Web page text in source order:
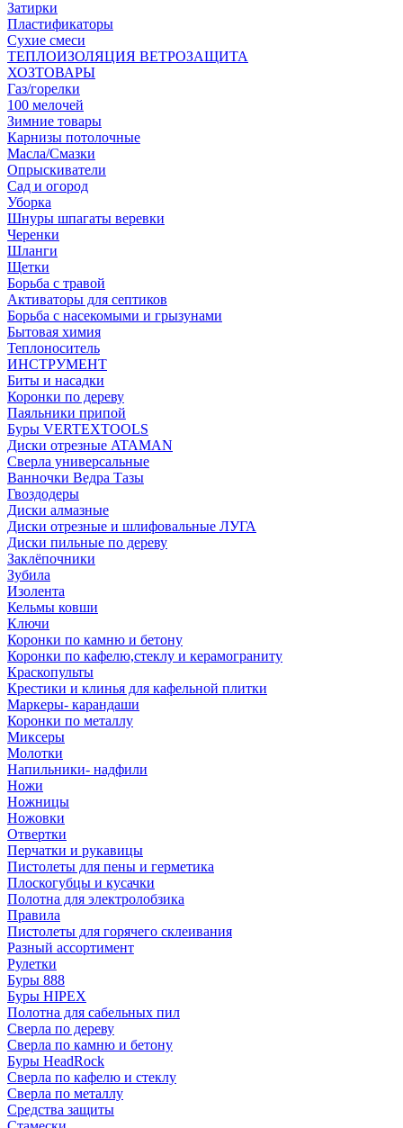
Затирки
Пластификаторы
Сухие смеси
ТЕПЛОИЗОЛЯЦИЯ ВЕТРОЗАЩИТА
ХОЗТОВАРЫ
Газ/горелки
100 мелочей
Зимние товары
Карнизы потолочные
Масла/Смазки
Опрыскиватели
Сад и огород
Уборка
Шнуры шпагаты веревки
Черенки
Шланги
Щетки
Борьба с травой
Активаторы для септиков
Борьба с насекомыми и грызунами
Бытовая химия
Теплоноситель
ИНСТРУМЕНТ
Биты и насадки
Коронки по дереву
Паяльники припой
Буры VERTEXTOOLS
Диски отрезные ATAMAN
Сверла универсальные
Ванночки Ведра Тазы
Гвоздодеры
Диски алмазные
Диски отрезные и шлифовальные ЛУГА
Диски пильные по дереву
Заклёпочники
Зубила
Изолента
Кельмы ковши
Ключи
Коронки по камню и бетону
Коронки по кафелю,стеклу и керамограниту
Краскопульты
Крестики и клинья для кафельной плитки
Маркеры- карандаши
Коронки по металлу
Миксеры
Молотки
Напильники- надфили
Ножи
Ножницы
Ножовки
Отвертки
Перчатки и рукавицы
Пистолеты для пены и герметика
Плоскогубцы и кусачки
Полотна для электролобзика
Правила
Пистолеты для горячего склеивания
Разный ассортимент
Рулетки
Буры 888
Буры HIPEX
Полотна для сабельных пил
Сверла по дереву
Сверла по камню и бетону
Буры HeadRock
Сверла по кафелю и стеклу
Сверла по металлу
Средства защиты